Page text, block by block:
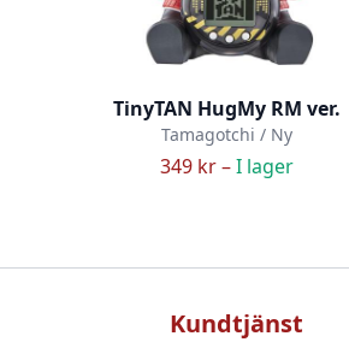
TinyTAN HugMy RM ver.
Tamagotchi / Ny
349 kr –I lager
Kundtjänst